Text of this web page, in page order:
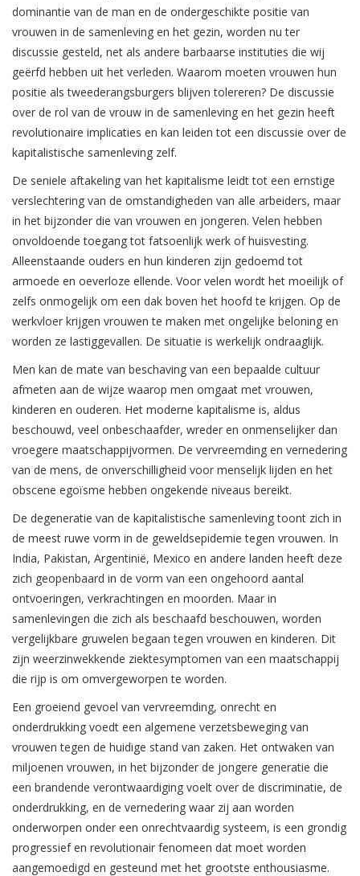
dominantie van de man en de ondergeschikte positie van
vrouwen in de samenleving en het gezin, worden nu ter
discussie gesteld, net als andere barbaarse instituties die wij
geërfd hebben uit het verleden. Waarom moeten vrouwen hun
positie als tweederangsburgers blijven tolereren? De discussie
over de rol van de vrouw in de samenleving en het gezin heeft
revolutionaire implicaties en kan leiden tot een discussie over de
kapitalistische samenleving zelf.
De seniele aftakeling van het kapitalisme leidt tot een ernstige
verslechtering van de omstandigheden van alle arbeiders, maar
in het bijzonder die van vrouwen en jongeren. Velen hebben
onvoldoende toegang tot fatsoenlijk werk of huisvesting.
Alleenstaande ouders en hun kinderen zijn gedoemd tot
armoede en oeverloze ellende. Voor velen wordt het moeilijk of
zelfs onmogelijk om een dak boven het hoofd te krijgen. Op de
werkvloer krijgen vrouwen te maken met ongelijke beloning en
worden ze lastiggevallen. De situatie is werkelijk ondraaglijk.
Men kan de mate van beschaving van een bepaalde cultuur
afmeten aan de wijze waarop men omgaat met vrouwen,
kinderen en ouderen. Het moderne kapitalisme is, aldus
beschouwd, veel onbeschaafder, wreder en onmenselijker dan
vroegere maatschappijvormen. De vervreemding en vernedering
van de mens, de onverschilligheid voor menselijk lijden en het
obscene egoïsme hebben ongekende niveaus bereikt.
De degeneratie van de kapitalistische samenleving toont zich in
de meest ruwe vorm in de geweldsepidemie tegen vrouwen. In
India, Pakistan, Argentinië, Mexico en andere landen heeft deze
zich geopenbaard in de vorm van een ongehoord aantal
ontvoeringen, verkrachtingen en moorden. Maar in
samenlevingen die zich als beschaafd beschouwen, worden
vergelijkbare gruwelen begaan tegen vrouwen en kinderen. Dit
zijn weerzinwekkende ziektesymptomen van een maatschappij
die rijp is om omvergeworpen te worden.
Een groeiend gevoel van vervreemding, onrecht en
onderdrukking voedt een algemene verzetsbeweging van
vrouwen tegen de huidige stand van zaken. Het ontwaken van
miljoenen vrouwen, in het bijzonder de jongere generatie die
een brandende verontwaardiging voelt over de discriminatie, de
onderdrukking, en de vernedering waar zij aan worden
onderworpen onder een onrechtvaardig systeem, is een grondig
progressief en revolutionair fenomeen dat moet worden
aangemoedigd en gesteund met het grootste enthousiasme.